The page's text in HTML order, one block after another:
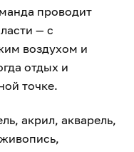
проводит
— с
воздухом и
отдых и
точке.
акрил, акварель,